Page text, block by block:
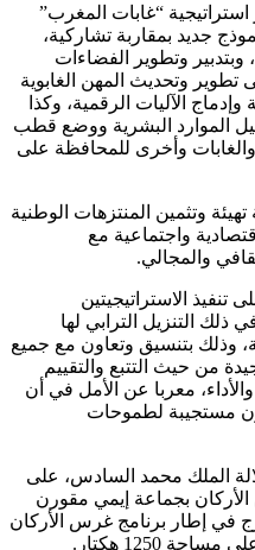
“غابات المغرب”
نموذج جديد بمقاربة تشاركية،
وتطوير الفضاءات
تطوير وتحديث المهن الغابوية
الآليات الرقمية، وكذا
الموارد البشرية ووضع قطب
وأخرى للمحافظة على
وتثمين المنتزهات الوطنية
واجتماعية مع
والمجالي.
الاستراتيجيتين
ذلك التنزيل الترابي لها
بتنسيق وتعاون مع جميع
من حيث التتبع والتقييم
معربا عن الأمل في أن
مستجيبة لطموحات
الملك محمد السادس، على
100 هكتار من الأركان بجماعة إيمي مقورن
في إطار برنامج غرس الأركان
1250 هكتار.